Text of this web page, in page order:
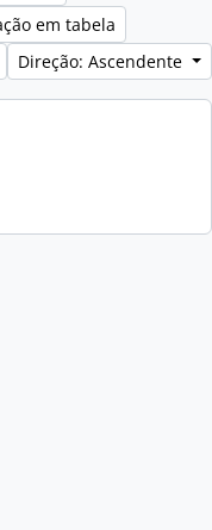
em tabela
Direção: Ascendente